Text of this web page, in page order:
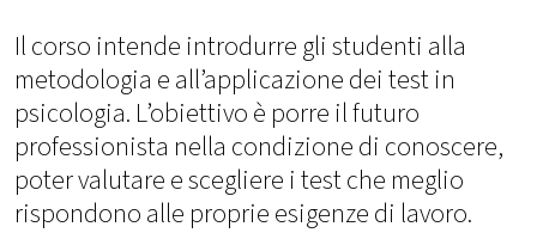
Il corso intende introdurre gli studenti alla
metodologia e all’applicazione dei test in
psicologia. L’obiettivo è porre il futuro
professionista nella condizione di conoscere,
poter valutare e scegliere i test che meglio
rispondono alle proprie esigenze di lavoro.